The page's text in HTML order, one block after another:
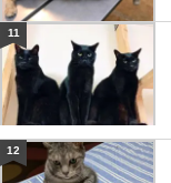
11
12